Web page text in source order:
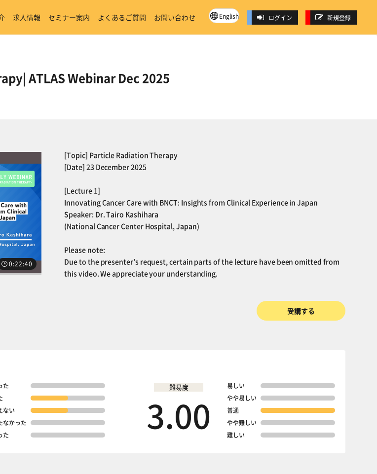
求人情報 セミナー案内 よくあるご質問 お問い合わせ English ログイン 新規登録
ATLAS Webinar Dec 2025
0:22:40
[Topic] Particle Radiation Therapy
[Date] 23 December 2025
[Lecture 1]
Innovating Cancer Care with BNCT: Insights from Clinical Experience in Japan
Speaker: Dr. Tairo Kashihara
(National Cancer Center Hospital, Japan)
Please note:
Due to the presenter’s request, certain parts of the lecture have been omitted from
this video. We appreciate your understanding.
受講する
た
ない
なかった
た
難易度
3.00
易しい
やや易しい
普通
やや難しい
難しい